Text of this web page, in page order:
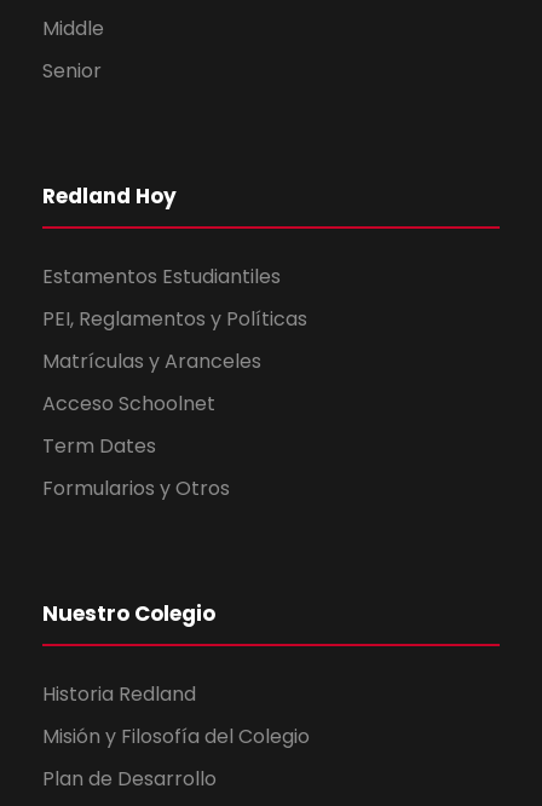
Middle
Senior
Redland Hoy
Estamentos Estudiantiles
PEI, Reglamentos y Políticas
Matrículas y Aranceles
Acceso Schoolnet
Term Dates
Formularios y Otros
Nuestro Colegio
Historia Redland
Misión y Filosofía del Colegio
Plan de Desarrollo